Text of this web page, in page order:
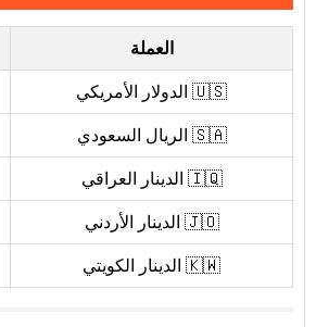
العملة
🇺🇸 الدولار الأمريكي
🇸🇦 الريال السعودي
🇮🇶 الدينار العراقي
🇯🇴 الدينار الأردني
🇰🇼 الدينار الكويتي